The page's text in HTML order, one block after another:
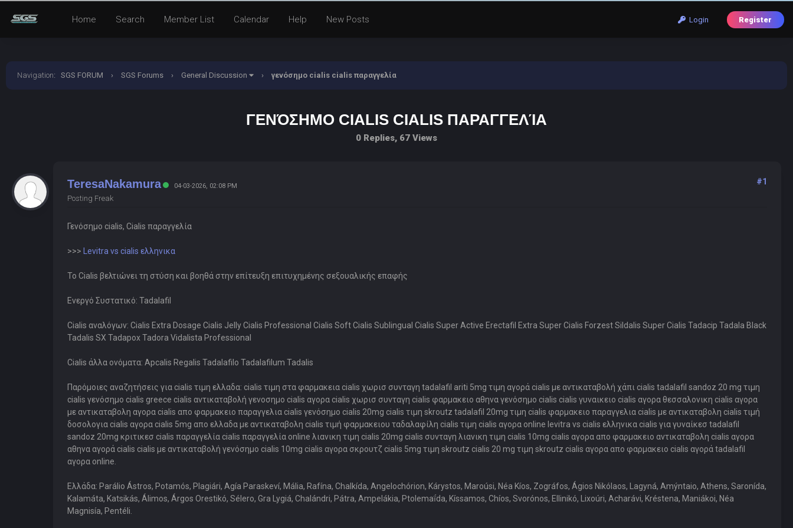
Login Register
Home Search Member List Calendar Help New Posts
Navigation: SGS FORUM › SGS Forums › General Discussion › γενόσημο cialis cialis παραγγελία
ΓΕΝΌΣΗΜΟ CIALIS CIALIS ΠΑΡΑΓΓΕΛΊΑ
0 Replies, 67 Views
TeresaNakamura 04-03-2026, 02:08 PM
Posting Freak
#1
Γενόσημο cialis, Cialis παραγγελία
>>> Levitra vs cialis ελληνικα
Το Cialis βελτιώνει τη στύση και βοηθά στην επίτευξη επιτυχημένης σεξουαλικής επαφής
Ενεργό Συστατικό: Tadalafil
Cialis αναλόγων: Cialis Extra Dosage Cialis Jelly Cialis Professional Cialis Soft Cialis Sublingual Cialis Super Active Erectafil Extra Super Cialis Forzest Sildalis Super Cialis Tadacip Tadala Black
Tadalis SX Tadapox Tadora Vidalista Professional
Cialis άλλα ονόματα: Apcalis Regalis Tadalafilo Tadalafilum Tadalis
Παρόμοιες αναζητήσεις για cialis τιμη ελλαδα: cialis τιμη στα φαρμακεια cialis χωρισ συνταγη tadalafil ariti 5mg τιμη αγορά cialis με αντικαταβολή χάπι cialis tadalafil sandoz 20 mg τιμη
cialis γενόσημο cialis greece cialis αντικαταβολή γενοσημο cialis αγορα cialis χωρισ συνταγη cialis φαρμακειο αθηνα γενόσημο cialis cialis γυναικειο cialis αγορα θεσσαλονικη cialis αγορα
με αντικαταβολη αγορα cialis απο φαρμακειο παραγγελια cialis γενόσημο cialis 20mg cialis τιμη skroutz tadalafil 20mg τιμη cialis φαρμακειο παραγγελια cialis με αντικαταβολη cialis τιμή
δοσολογια cialis αγορα cialis 5mg απο ελλαδα με αντικαταβολη cialis τιμή φαρμακειου ταδαλαφίλη cialis τιμη cialis αγορα online levitra vs cialis ελληνικα cialis για γυναίκεσ tadalafil
sandoz 20mg κριτικεσ cialis παραγγελία cialis παραγγελία online λιανικη τιμη cialis 20mg cialis συνταγη λιανικη τιμη cialis 10mg cialis αγορα απο φαρμακειο αντικαταβολη cialis αγορα
αθηνα αγορά cialis cialis με αντικαταβολή γενόσημο cialis 10mg cialis αγορα σκρουτζ cialis 5mg τιμη skroutz cialis 20 mg τιμη skroutz cialis αγορα απο φαρμακειο cialis αγορά tadalafil
αγορα online.
Ελλάδα: Parálio Ástros, Potamós, Plagiári, Agía Paraskeví, Mália, Rafína, Chalkída, Angelochórion, Kárystos, Maroúsi, Néa Kíos, Zográfos, Ágios Nikólaos, Lagyná, Amýntaio, Athens, Saronída,
Kalamáta, Katsikás, Álimos, Árgos Orestikó, Sélero, Gra Lygiá, Chalándri, Pátra, Ampelákia, Ptolemaḯda, Kíssamos, Chíos, Svorónos, Ellinikó, Lixoúri, Acharávi, Kréstena, Maniákoi, Néa
Magnisía, Pentéli.